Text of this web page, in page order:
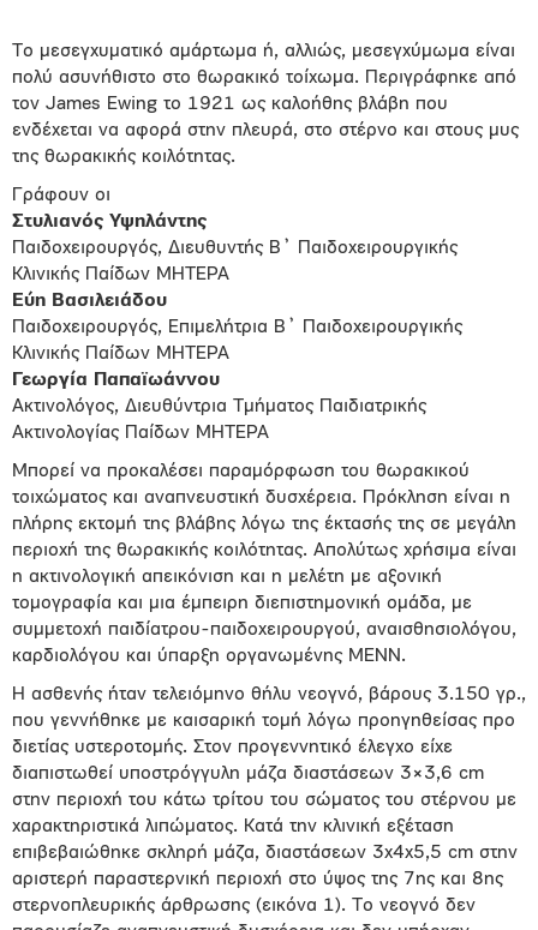
Το μεσεγχυματικό αμάρτωμα ή, αλλιώς, μεσεγχύμωμα είναι
πολύ ασυνήθιστο στο θωρακικό τοίχωμα. Περιγράφηκε από
τον James Ewing το 1921 ως καλοήθης βλάβη που
ενδέχεται να αφορά στην πλευρά, στο στέρνο και στους μυς
της θωρακικής κοιλότητας.
Γράφουν οι
Στυλιανός Υψηλάντης
Παιδοχειρουργός, Διευθυντής Β᾽ Παιδοχειρουργικής
Κλινικής Παίδων ΜΗΤΕΡΑ
Εύη Βασιλειάδου
Παιδοχειρουργός, Επιμελήτρια Β᾽ Παιδοχειρουργικής
Κλινικής Παίδων ΜΗΤΕΡΑ
Γεωργία Παπαϊωάννου
Ακτινολόγος, Διευθύντρια Τμήματος Παιδιατρικής
Ακτινολογίας Παίδων ΜΗΤΕΡΑ
Μπορεί να προκαλέσει παραμόρφωση του θωρακικού
τοιχώματος και αναπνευστική δυσχέρεια. Πρόκληση είναι η
πλήρης εκτομή της βλάβης λόγω της έκτασής της σε μεγάλη
περιοχή της θωρακικής κοιλότητας. Απολύτως χρήσιμα είναι
η ακτινολογική απεικόνιση και η μελέτη με αξονική
τομογραφία και μια έμπειρη διεπιστημονική ομάδα, με
συμμετοχή παιδίατρου-παιδοχειρουργού, αναισθησιολόγου,
καρδιολόγου και ύπαρξη οργανωμένης ΜΕΝΝ.
H ασθενής ήταν τελειόμηνο θήλυ νεογνό, βάρους 3.150 γρ.,
που γεννήθηκε με καισαρική τομή λόγω προηγηθείσας προ
διετίας υστεροτομής. Στον προγεννητικό έλεγχο είχε
διαπιστωθεί υποστρόγγυλη μάζα διαστάσεων 3×3,6 cm
στην περιοχή του κάτω τρίτου του σώματος του στέρνου με
χαρακτηριστικά λιπώματος. Κατά την κλινική εξέταση
επιβεβαιώθηκε σκληρή μάζα, διαστάσεων 3x4x5,5 cm στην
αριστερή παραστερνική περιοχή στο ύψος της 7ης και 8ης
στερνοπλευρικής άρθρωσης (εικόνα 1). Το νεογνό δεν